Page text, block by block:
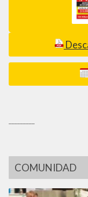
COMUNIDAD